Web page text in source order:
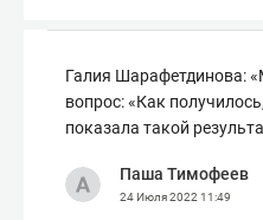
Галия Шарафетдинова:
вопрос: «Как
показала такой
Паша Тимофеев
24 Июля 2022 11:49